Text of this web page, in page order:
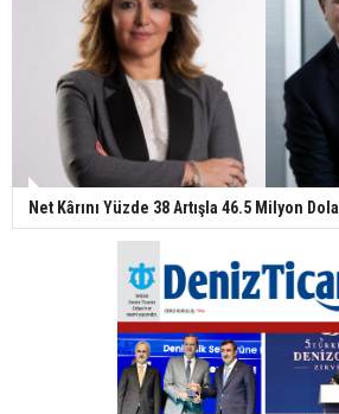
Net Kârını Yüzde 38 Artışla 46.5 Milyon